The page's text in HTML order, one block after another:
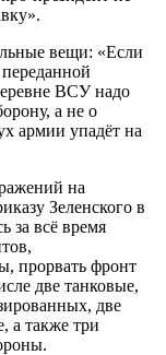
вещи: «Если
ВСУ надо
а не о
армии упадёт на
на
Зеленского в
за всё время
прорвать фронт
две танковые,
две
а также три